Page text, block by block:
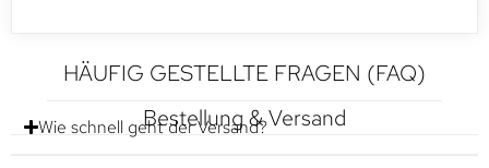
HÄUFIG GESTELLTE FRAGEN (FAQ)
Bestellung & Versand
Wie schnell geht der Versand?